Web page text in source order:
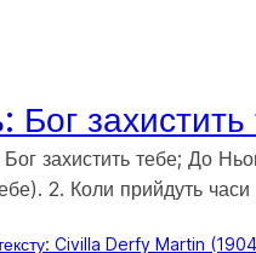
Бог захистить
захистить тебе; До
2. Коли прийдуть
Civilla Derfy Martin